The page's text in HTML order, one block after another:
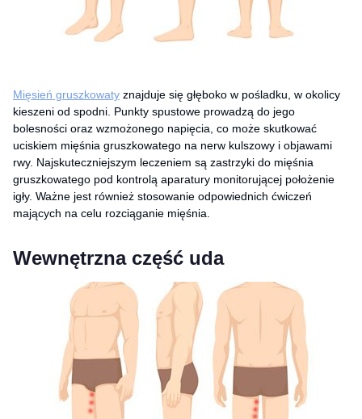
Mięsień gruszkowaty znajduje się głęboko w pośladku, w okolicy
kieszeni od spodni. Punkty spustowe prowadzą do jego
bolesności oraz wzmożonego napięcia, co może skutkować
uciskiem mięśnia gruszkowatego na nerw kulszowy i objawami
rwy. Najskuteczniejszym leczeniem są zastrzyki do mięśnia
gruszkowatego pod kontrolą aparatury monitorującej położenie
igły. Ważne jest również stosowanie odpowiednich ćwiczeń
mających na celu rozciąganie mięśnia.
Wewnętrzna część uda